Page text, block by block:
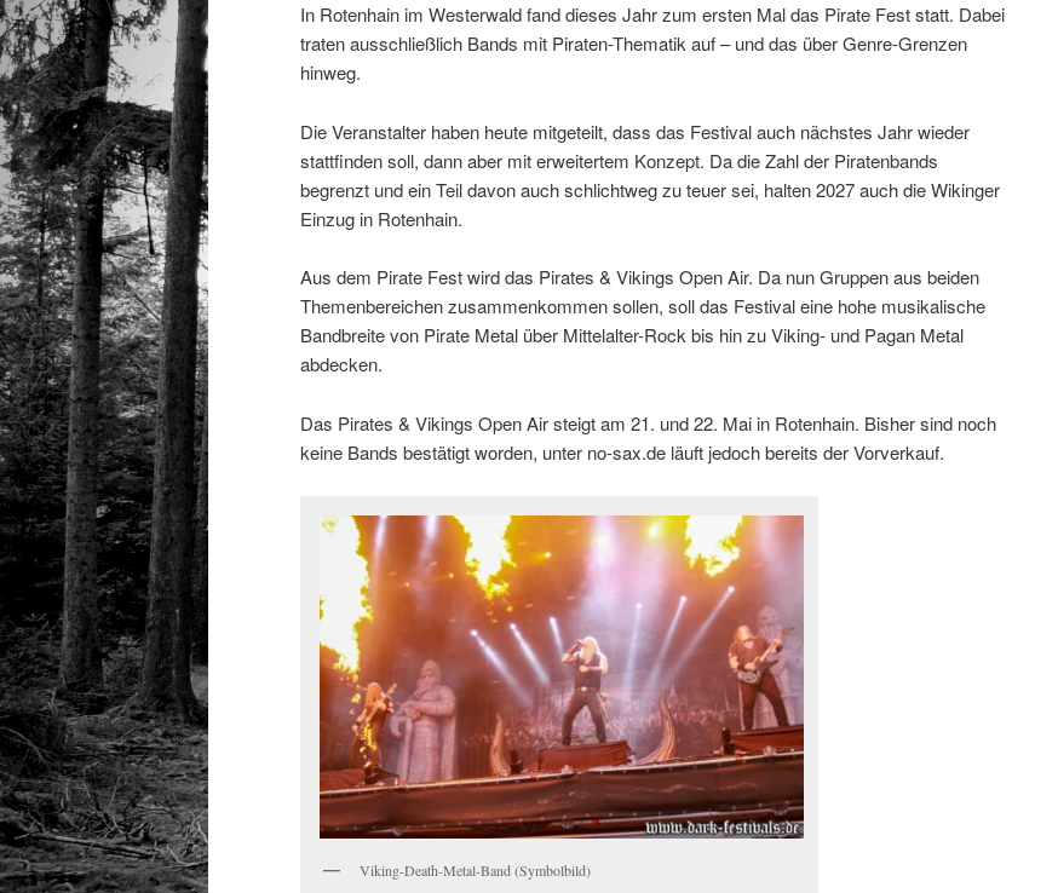
In Rotenhain im Westerwald fand dieses Jahr zum ersten Mal das Pirate Fest statt. Dabei
traten ausschließlich Bands mit Piraten-Thematik auf – und das über Genre-Grenzen
hinweg.
Die Veranstalter haben heute mitgeteilt, dass das Festival auch nächstes Jahr wieder
stattfinden soll, dann aber mit erweitertem Konzept. Da die Zahl der Piratenbands
begrenzt und ein Teil davon auch schlichtweg zu teuer sei, halten 2027 auch die Wikinger
Einzug in Rotenhain.
Aus dem Pirate Fest wird das Pirates & Vikings Open Air. Da nun Gruppen aus beiden
Themenbereichen zusammenkommen sollen, soll das Festival eine hohe musikalische
Bandbreite von Pirate Metal über Mittelalter-Rock bis hin zu Viking- und Pagan Metal
abdecken.
Das Pirates & Vikings Open Air steigt am 21. und 22. Mai in Rotenhain. Bisher sind noch
keine Bands bestätigt worden, unter no-sax.de läuft jedoch bereits der Vorverkauf.
Viking-Death-Metal-Band (Symbolbild)